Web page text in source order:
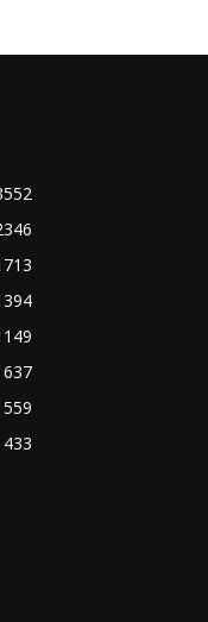
637
559
433